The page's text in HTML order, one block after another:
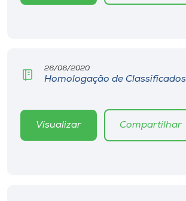
26/06/2020
Homologação de Classificados
Visualizar Compartilhar